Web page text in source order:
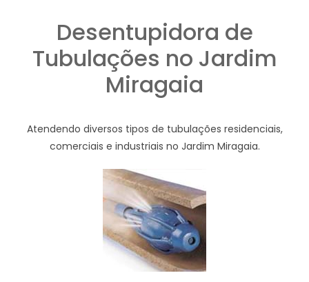
Desentupidora de
Tubulações no Jardim
Miragaia
Atendendo diversos tipos de tubulações residenciais,
comerciais e industriais no Jardim Miragaia.